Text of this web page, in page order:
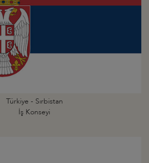
Türkiye - Sırbistan
İş Konseyi